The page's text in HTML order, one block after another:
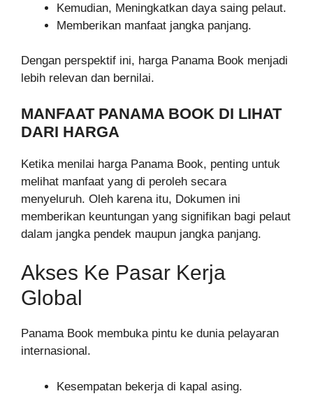
Kemudian, Meningkatkan daya saing pelaut.
Memberikan manfaat jangka panjang.
Dengan perspektif ini, harga Panama Book menjadi
lebih relevan dan bernilai.
MANFAAT PANAMA BOOK DI LIHAT
DARI HARGA
Ketika menilai harga Panama Book, penting untuk
melihat manfaat yang di peroleh secara
menyeluruh. Oleh karena itu, Dokumen ini
memberikan keuntungan yang signifikan bagi pelaut
dalam jangka pendek maupun jangka panjang.
Akses Ke Pasar Kerja
Global
Panama Book membuka pintu ke dunia pelayaran
internasional.
Kesempatan bekerja di kapal asing.